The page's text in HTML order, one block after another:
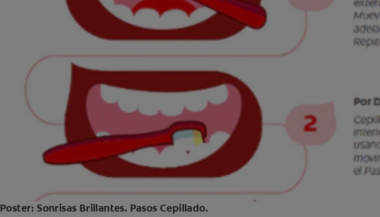
Poster: Sonrisas Brillantes. Pasos Cepillado.